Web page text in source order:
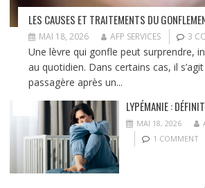
LES CAUSES ET TRAITEMENTS DU
MAI 18, 2026 AFP SERVICES 3
Une lèvre qui gonfle peut surprendre,
au quotidien. Dans certains cas, il
passagère après un...
LYPÉMANIE :
MAI 18, 2026
1 COMMENT